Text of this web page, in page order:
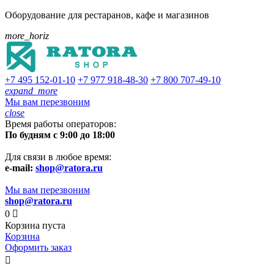
Оборудование для рестаранов, кафе и магазинов
more_horiz
+7 495 152-01-10 +7 977 918-48-30 +7 800 707-49-10
expand_more
Мы вам перезвоним
close
Время работы операторов:
По будням с 9:00 до 18:00
Для связи в любое время:
e-mail: shop@ratora.ru
Мы вам перезвоним
shop@ratora.ru
0 
Корзина пуста
Корзина
Оформить заказ
